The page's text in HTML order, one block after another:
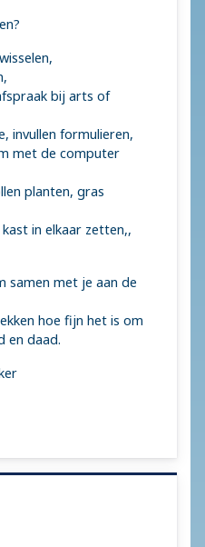
bij arts of
invullen formulieren,
met de computer
planten, gras
in elkaar zetten,,
samen met je aan de
hoe fijn het is om
en daad.